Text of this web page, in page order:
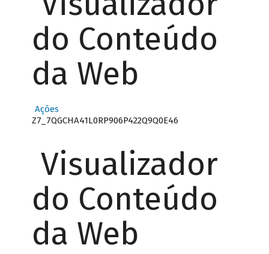
do Conteúdo
da Web
Ações
Z7_7QGCHA41L0RP906P422Q9Q0E46
Visualizador
do Conteúdo
da Web